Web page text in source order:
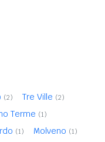
(2) Tre Ville (2)
Terme (1)
(1) Molveno (1)